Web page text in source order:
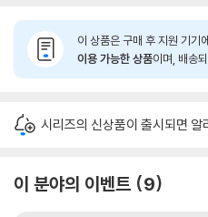
이 상품은 구매 후 지원 기기
이용 가능한 상품이며, 배송
시리즈의 신상품이 출시되면 알
이 분야의 이벤트 9